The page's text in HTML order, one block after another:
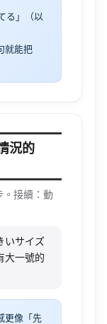
る」（以
就能把
況的
。接續：動
いサイズ
大一號的
更像「先